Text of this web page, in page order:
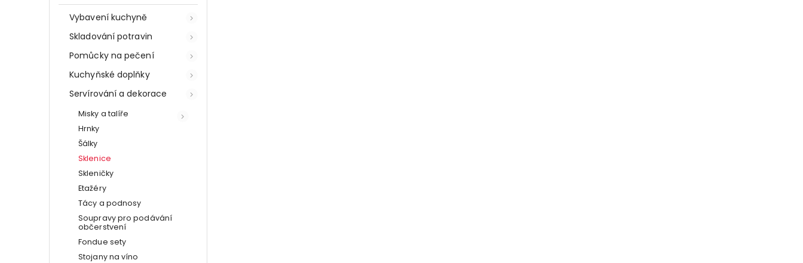
Vybavení kuchyně
Skladování potravin
Pomůcky na pečení
Kuchyňské doplňky
Servírování a dekorace
Misky a talíře
Hrnky
Šálky
Sklenice
Skleničky
Etažéry
Tácy a podnosy
Soupravy pro podávání
občerstvení
Fondue sety
Stojany na víno